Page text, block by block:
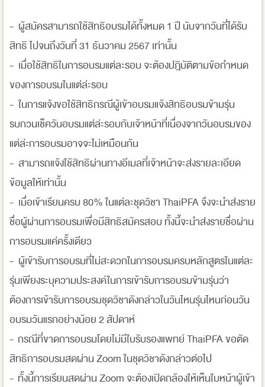
- ผู้สมัครสามารถใช้สิทธิอบรมได้ทั้งหมด 1 ปี นับจากวันที่ได้รับ
สิทธิ ไปจนถึงวันที่ 31 ธันวาคม 2567 เท่านั้น
- เมื่อใช้สิทธิในการอบรมแต่ละรอบ จะต้องปฎิบัติตามข้อกำหนด
ของการอบรมในแต่ล่ะรอบ
- ในการแจ้งขอใช้สิทธิกรณีผู้เข้าอบรมแจ้งสิทธิอบรมข้ามรุ่น
รบกวนเช็ควันอบรมแต่ล่ะรอบกับเจ้าหน้าที่เนื่องจากวันอบรมของ
แต่ล่ะการอบรมอาจจะไม่เหมือนกัน
- สามารถแจ้งใช้สิทธิผ่านทางอีเมลที่เจ้าหน้าจะส่งรายละเอียด
ข้อมูลให้เท่านั้น
- เมื่อเข้าเรียนครบ 80% ในแต่ละชุดวิชา ThaiPFA จึงจะนำส่งราย
ชื่อผู้ผ่านการอบรมเพื่อมีสิทธิสมัครสอบ ทั้งนี้จะนำส่งรายชื่อผ่าน
การอบรมแค่ครั้งเดียว
- ผู้เข้ารับการอบรมที่ไม่สะดวกในการอบรมครบหลักสูตรในแต่ละ
รุ่นเพียงระบุความประสงค์ในการเข้ารับการอบรมข้ามรุ่นว่า
ต้องการเข้ารับการอบรมชุดวิชาดังกล่าวในวันไหนรุ่นไหนก่อนวัน
อบรมวันแรกอย่างน้อย 2 สัปดาห์
- กรณีที่ขาดการอบรมโดยไม่มีใบรับรองแพทย์ ThaiPFA ขอตัด
สิทธิการอบรมสดผ่าน Zoom ในชุดวิชาดังกล่าวต่อไป
- ทั้งนี้การเรียนสดผ่าน Zoom จะต้องเปิดกล้องให้เห็นใบหน้าผู้เข้า